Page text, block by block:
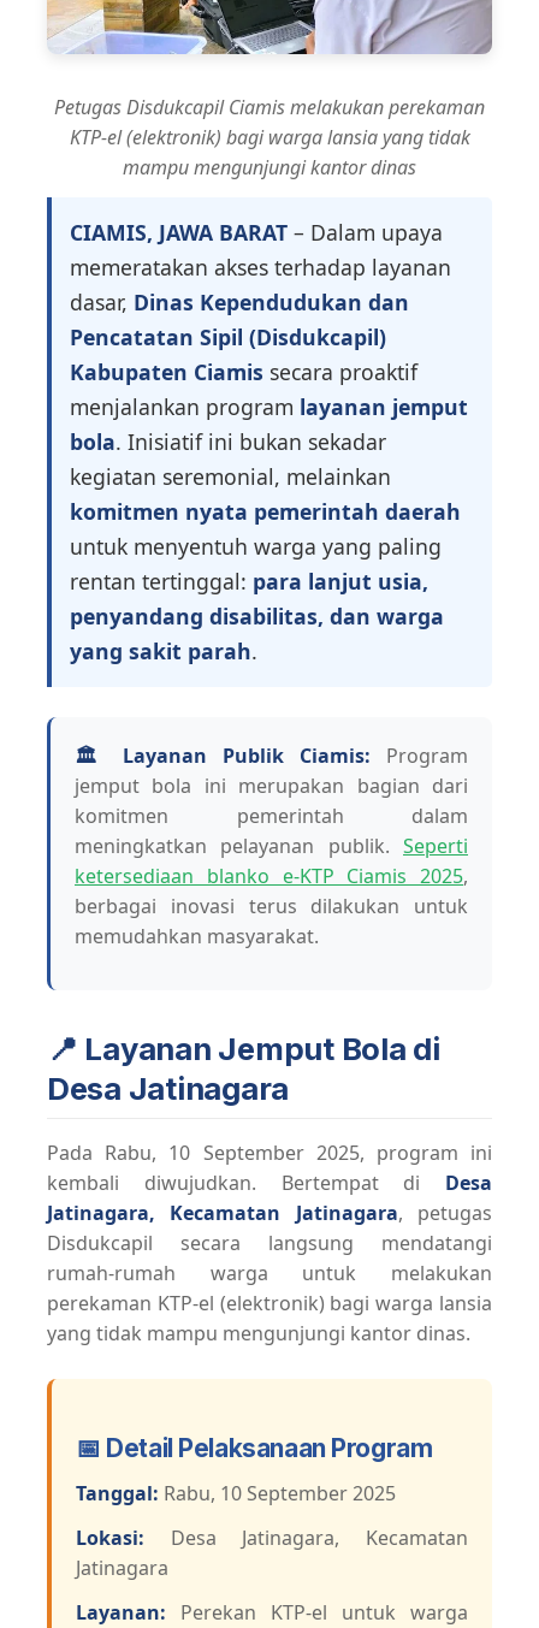
Petugas Disdukcapil Ciamis melakukan perekaman
KTP-el (elektronik) bagi warga lansia yang tidak
mampu mengunjungi kantor dinas
CIAMIS, JAWA BARAT – Dalam upaya
memeratakan akses terhadap layanan
dasar, Dinas Kependudukan dan
Pencatatan Sipil (Disdukcapil)
Kabupaten Ciamis secara proaktif
menjalankan program layanan jemput
bola. Inisiatif ini bukan sekadar
kegiatan seremonial, melainkan
komitmen nyata pemerintah daerah
untuk menyentuh warga yang paling
rentan tertinggal: para lanjut usia,
penyandang disabilitas, dan warga
yang sakit parah.
🏛️ Layanan Publik Ciamis: Program
jemput bola ini merupakan bagian dari
komitmen pemerintah dalam
meningkatkan pelayanan publik. Seperti
ketersediaan blanko e-KTP Ciamis 2025,
berbagai inovasi terus dilakukan untuk
memudahkan masyarakat.
📍 Layanan Jemput Bola di
Desa Jatinagara
Pada Rabu, 10 September 2025, program ini
kembali diwujudkan. Bertempat di Desa
Jatinagara, Kecamatan Jatinagara, petugas
Disdukcapil secara langsung mendatangi
rumah-rumah warga untuk melakukan
perekaman KTP-el (elektronik) bagi warga lansia
yang tidak mampu mengunjungi kantor dinas.
📅 Detail Pelaksanaan Program
Tanggal: Rabu, 10 September 2025
Lokasi: Desa Jatinagara, Kecamatan
Jatinagara
Layanan: Perekan KTP-el untuk warga